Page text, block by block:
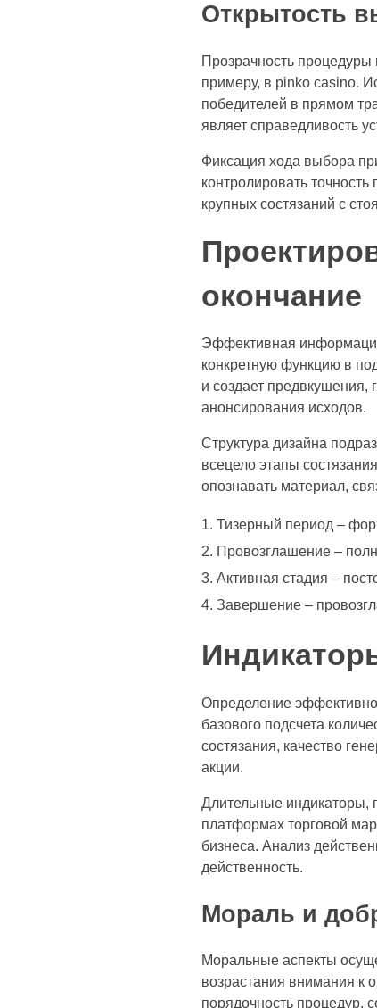
Открытость
Прозрачность
примеру, в pinko casino.
победителей в прямом
являет справедливость
Фиксация хода выбора
контролировать
крупных состязаний с
окончание
Эффективная
конкретную функцию в
и создает предвкушения,
анонсирования исходов.
Структура дизайна
всецело этапы
опознавать материал,
Тизерный период –
Провозглашение –
Активная стадия –
Завершение –
Определение
базового подсчета
состязания, качество
акции.
Длительные индикаторы,
платформах торговой
бизнеса. Анализ
действенность.
Мораль и
Моральные аспекты
возрастания внимания к
порядочность процедур,